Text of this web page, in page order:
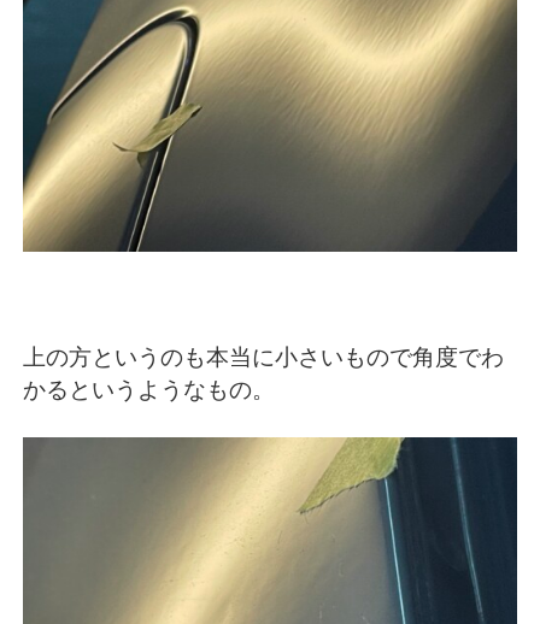
上の方というのも本当に小さいもので角度でわ
かるというようなもの。